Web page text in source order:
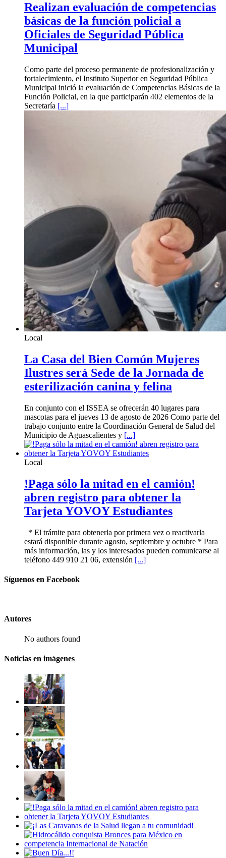
Realizan evaluación de competencias
básicas de la función policial a
Oficiales de Seguridad Pública
Municipal
Como parte del proceso permanente de profesionalización y
fortalecimiento, el Instituto Superior en Seguridad Pública
Municipal inició la evaluación de Competencias Básicas de la
Función Policial, en la que participarán 402 elementos de la
Secretaría [...]
Local
La Casa del Bien Común Mujeres
Ilustres será Sede de la Jornada de
esterilización canina y felina
En conjunto con el ISSEA se ofrecerán 40 lugares para
mascotas para el jueves 13 de agosto de 2026 Como parte del
trabajo conjunto entre la Coordinación General de Salud del
Municipio de Aguascalientes y [...]
Local
!Paga sólo la mitad en el camión!
abren registro para obtener la
Tarjeta YOVOY Estudiantes
* El trámite para obtenerla por primera vez o reactivarla
estará disponible durante agosto, septiembre y octubre * Para
más información, las y los interesados pueden comunicarse al
teléfono 449 910 21 06, extensión [...]
Síguenos en Facebook
Autores
No authors found
Noticias en imágenes